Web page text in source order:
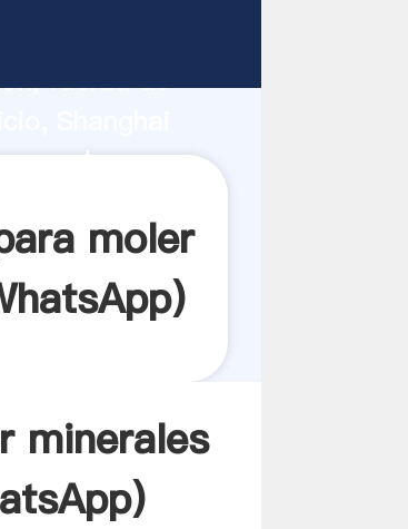
fuerza de
crea
moler
)
minerales
)